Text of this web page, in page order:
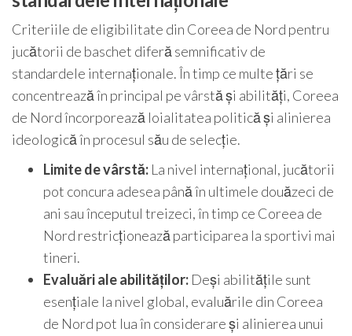
Criteriile de eligibilitate din Coreea de Nord pentru
jucătorii de baschet diferă semnificativ de
standardele internaționale. În timp ce multe țări se
concentrează în principal pe vârstă și abilități, Coreea
de Nord încorporează loialitatea politică și alinierea
ideologică în procesul său de selecție.
Limite de vârstă: La nivel internațional, jucătorii
pot concura adesea până în ultimele douăzeci de
ani sau începutul treizeci, în timp ce Coreea de
Nord restricționează participarea la sportivi mai
tineri.
Evaluări ale abilităților: Deși abilitățile sunt
esențiale la nivel global, evaluările din Coreea
de Nord pot lua în considerare și alinierea unui